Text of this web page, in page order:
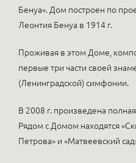
Бенуа». Дом построен по
Леонтия Бенуа в 1914 г.
Проживая в этом Доме,
первые три части своей
(Ленинградской) симфонии.
В 2008 г. произведена
Рядом с Домом находятся
Петрова» и «Матвеевский